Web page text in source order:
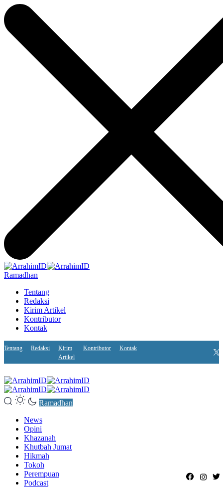
Ramadhan
Tentang
Redaksi
Kirim Artikel
Kontributor
Kontak
Tentang Redaksi
Kirim
Artikel
Kontributor Kontak
Ramadhan
News
Opini
Khazanah
Khutbah Jumat
Hikmah
Tokoh
Perempuan
Podcast